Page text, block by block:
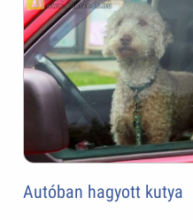
Autóban hagyott kutya